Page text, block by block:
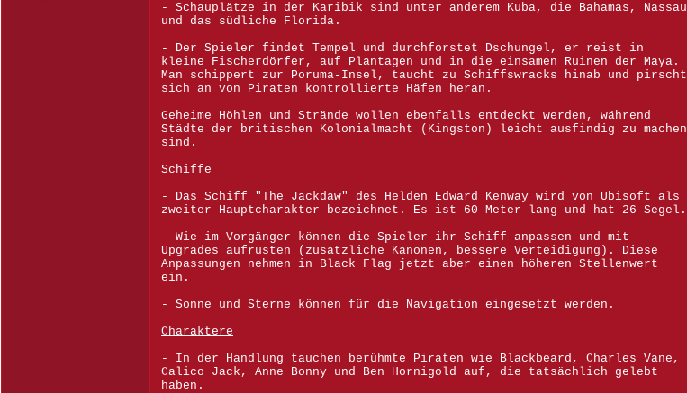
- Schauplätze in der Karibik sind unter anderem Kuba, die Bahamas, Nassau
und das südliche Florida.
- Der Spieler findet Tempel und durchforstet Dschungel, er reist in
kleine Fischerdörfer, auf Plantagen und in die einsamen Ruinen der Maya.
Man schippert zur Poruma-Insel, taucht zu Schiffswracks hinab und pirscht
sich an von Piraten kontrollierte Häfen heran.
Geheime Höhlen und Strände wollen ebenfalls entdeckt werden, während
Städte der britischen Kolonialmacht (Kingston) leicht ausfindig zu machen
sind.
Schiffe
- Das Schiff "The Jackdaw" des Helden Edward Kenway wird von Ubisoft als
zweiter Hauptcharakter bezeichnet. Es ist 60 Meter lang und hat 26 Segel.
- Wie im Vorgänger können die Spieler ihr Schiff anpassen und mit
Upgrades aufrüsten (zusätzliche Kanonen, bessere Verteidigung). Diese
Anpassungen nehmen in Black Flag jetzt aber einen höheren Stellenwert
ein.
- Sonne und Sterne können für die Navigation eingesetzt werden.
Charaktere
- In der Handlung tauchen berühmte Piraten wie Blackbeard, Charles Vane,
Calico Jack, Anne Bonny und Ben Hornigold auf, die tatsächlich gelebt
haben.